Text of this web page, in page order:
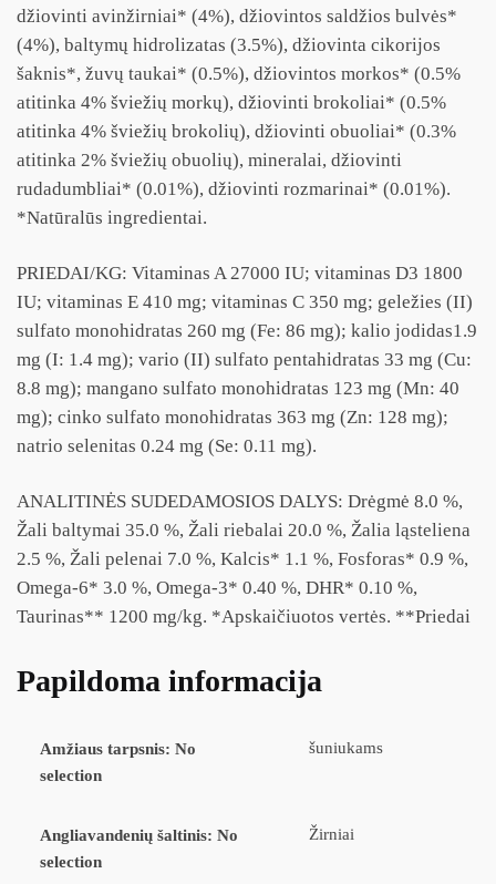
džiovinti avinžirniai* (4%), džiovintos saldžios bulvės*
(4%), baltymų hidrolizatas (3.5%), džiovinta cikorijos
šaknis*, žuvų taukai* (0.5%), džiovintos morkos* (0.5%
atitinka 4% šviežių morkų), džiovinti brokoliai* (0.5%
atitinka 4% šviežių brokolių), džiovinti obuoliai* (0.3%
atitinka 2% šviežių obuolių), mineralai, džiovinti
rudadumbliai* (0.01%), džiovinti rozmarinai* (0.01%).
*Natūralūs ingredientai.
PRIEDAI/KG: Vitaminas A 27000 IU; vitaminas D3 1800
IU; vitaminas E 410 mg; vitaminas C 350 mg; geležies (II)
sulfato monohidratas 260 mg (Fe: 86 mg); kalio jodidas1.9
mg (I: 1.4 mg); vario (II) sulfato pentahidratas 33 mg (Cu:
8.8 mg); mangano sulfato monohidratas 123 mg (Mn: 40
mg); cinko sulfato monohidratas 363 mg (Zn: 128 mg);
natrio selenitas 0.24 mg (Se: 0.11 mg).
ANALITINĖS SUDEDAMOSIOS DALYS: Drėgmė 8.0 %,
Žali baltymai 35.0 %, Žali riebalai 20.0 %, Žalia ląsteliena
2.5 %, Žali pelenai 7.0 %, Kalcis* 1.1 %, Fosforas* 0.9 %,
Omega-6* 3.0 %, Omega-3* 0.40 %, DHR* 0.10 %,
Taurinas** 1200 mg/kg. *Apskaičiuotos vertės. **Priedai
Papildoma informacija
Amžiaus tarpsnis: No
selection
šuniukams
Angliavandenių šaltinis: No
selection
Žirniai